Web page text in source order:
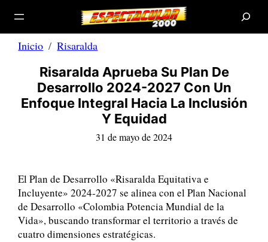
Saltar
contenido
a
Inicio Risaralda
Risaralda Aprueba Su Plan De
Desarrollo 2024-2027 Con Un
Enfoque Integral Hacia La Inclusión
Y Equidad
31 de mayo de 2024
El Plan de Desarrollo «Risaralda Equitativa e
Incluyente» 2024-2027 se alinea con el Plan Nacional
de Desarrollo «Colombia Potencia Mundial de la
Vida», buscando transformar el territorio a través de
cuatro dimensiones estratégicas.